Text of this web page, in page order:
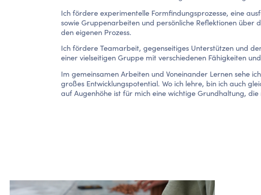
Ich fördere experimentelle Formfindungsprozesse, eine
sowie Gruppenarbeiten und persönliche Reflektionen über
den eigenen Prozess.
Ich fördere Teamarbeit, gegenseitiges Unterstützen und
einer vielseitigen Gruppe mit verschiedenen Fähigkeiten
Im gemeinsamen Arbeiten und Voneinander Lernen sehe
großes Entwicklungspotential. Wo ich lehre, bin ich auch
auf Augenhöhe ist für mich eine wichtige Grundhaltung, die